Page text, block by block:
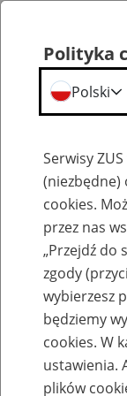
Okresy
Polityka
Polski
Serwisy
(niezbędne)
cookies.
przez nas
„Przejdź do
zgody
wybierzesz
będziemy
cookies. W
ustawienia.
plików